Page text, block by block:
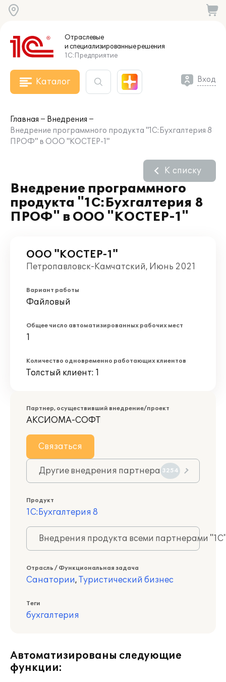
Отраслевые
и специализированныерешения
1С:Предприятие
Каталог Вход
Главная
Внедрения
Внедрение программного продукта "1С:Бухгалтерия 8
ПРОФ" в ООО "КОСТЕР-1"
Внедрение программного
продукта "1С:Бухгалтерия 8
ПРОФ" в ООО "КОСТЕР-1"
К списку
ООО "КОСТЕР-1"
Петропавловск-Камчатский, Июнь 2021
Вариант работы
Файловый
Общее число автоматизированных рабочих мест
1
Количество одновременно работающих клиентов
Толстый клиент: 1
Партнер, осуществивший внедрение/проект
АКСИОМА-СОФТ
Связаться
Другие внедрения партнера 3254
Продукт
1С:Бухгалтерия 8
Внедрения продукта всеми партнерами
Отрасль / Функциональная задача
Санатории, Туристический бизнес
Теги
бухгалтерия
Автоматизированы следующие
функции: